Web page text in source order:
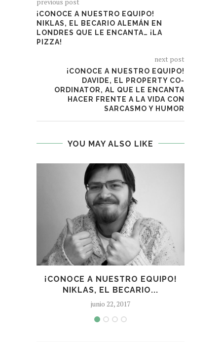
¡CONOCE A NUESTRO EQUIPO!
NIKLAS, EL BECARIO ALEMÁN EN
LONDRES QUE LE ENCANTA… ¡LA
PIZZA!
next post
¡CONOCE A NUESTRO EQUIPO!
DAVIDE, EL PROPERTY CO-
ORDINATOR, AL QUE LE ENCANTA
HACER FRENTE A LA VIDA CON
SARCASMO Y HUMOR
YOU MAY ALSO LIKE
¡CONOCE A NUESTRO EQUIPO!
NIKLAS, EL BECARIO...
junio 22, 2017